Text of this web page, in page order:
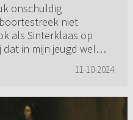
onschuldig
niet
als Sinterklaas op
in mijn jeugd wel
11-10-2024